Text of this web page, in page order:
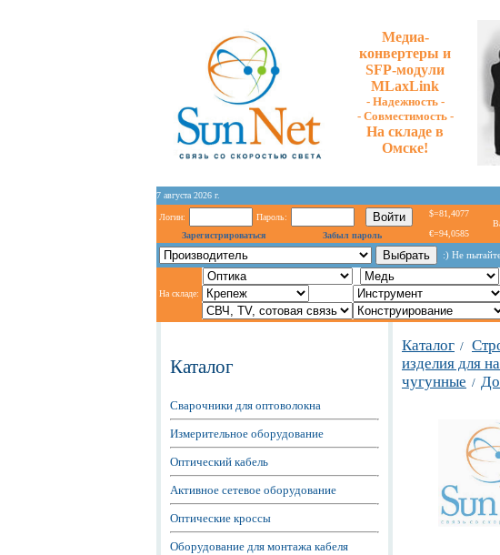
Медиа-
конвертеры и
SFP-модули
MLaxLink
- Надежность -
- Cовместимость -
На складе в
Омске!
7 августа 2026 г.
Логин:
Пароль:
Зарегистрироваться
Забыл пароль
$=81,4077
€=94,0585
:) Не
На складе:
Каталог
Сварочники для оптоволокна
Измерительное оборудование
Оптический кабель
Активное сетевое оборудование
Оптические кроссы
Оборудование для монтажа кабеля
Каталог /
изделия для
чугунные /